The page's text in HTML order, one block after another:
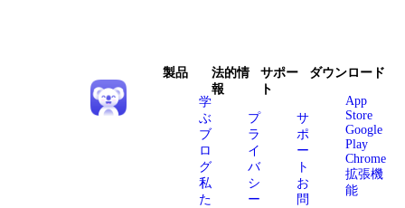
製品
学
ぶ
ブ
ロ
グ
私
た
法的情
報
プ
ラ
イ
バ
シ
ー
サポー
ト
サ
ポ
ー
ト
お
問
ダウンロード
App
Store
Google
Play
Chrome
拡張機
能